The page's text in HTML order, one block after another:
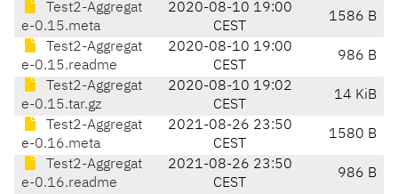
Test2-Aggregat
e-0.15.meta
2020-08-10 19:00
CEST
1586 B
Test2-Aggregat
e-0.15.readme
2020-08-10 19:00
CEST
986 B
Test2-Aggregat
e-0.15.tar.gz
2020-08-10 19:02
CEST
14 KiB
Test2-Aggregat
e-0.16.meta
2021-08-26 23:50
CEST
1580 B
Test2-Aggregat
e-0.16.readme
2021-08-26 23:50
CEST
986 B